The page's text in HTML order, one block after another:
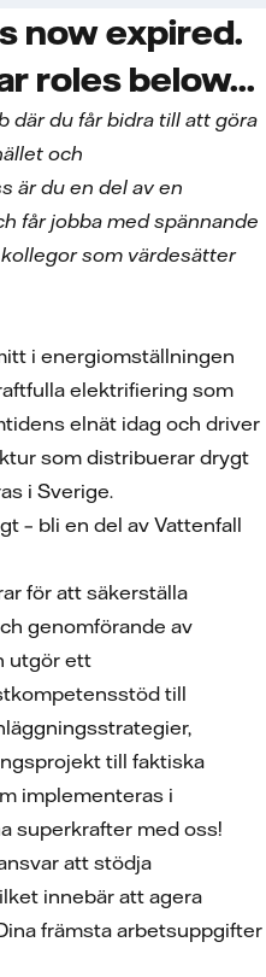
now expired.
roles below...
där du får bidra till att göra
och
är du en del av en
får jobba med spännande
som värdesätter
i energiomställningen
elektrifiering som
elnät idag och driver
som distribuerar drygt
i Sverige.
– bli en del av Vattenfall
för att säkerställa
genomförande av
utgör ett
till
till faktiska
implementeras i
superkrafter med oss!
att stödja
innebär att agera
främsta arbetsuppgifter